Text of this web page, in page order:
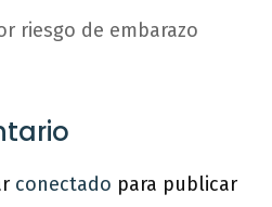
riesgo de embarazo
conectado para publicar